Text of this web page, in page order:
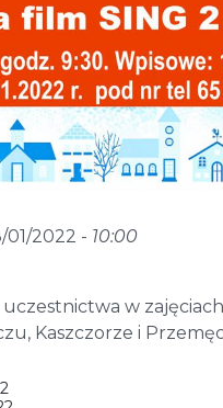
01/2022 - 10:00
w
Kaszczorze i